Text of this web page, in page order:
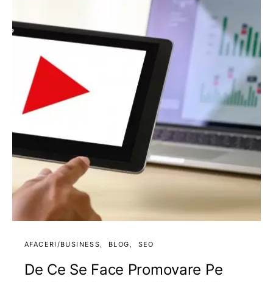
AFACERI/BUSINESS BLOG SEO
De Ce Se Face Promovare Pe